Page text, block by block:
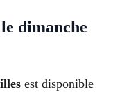
dimanche
est disponible